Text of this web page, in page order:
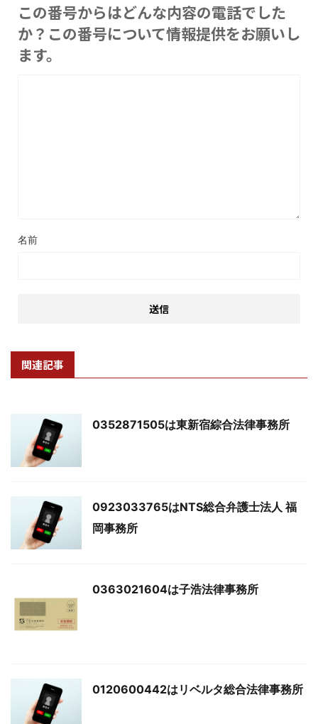
この番号からはどんな内容の電話でした
か？この番号について情報提供をお願いし
ます。
名前
関連記事
0352871505は東新宿綜合法律事務所
0923033765はNTS総合弁護士法人 福
岡事務所
0363021604は子浩法律事務所
0120600442はリベルタ総合法律事務所